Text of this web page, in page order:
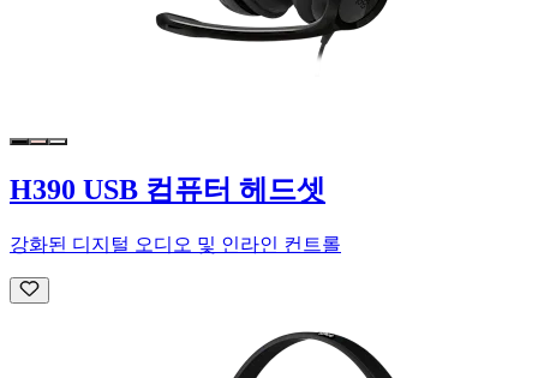
H390 USB 컴퓨터 헤드셋
강화된 디지털 오디오 및 인라인 컨트롤